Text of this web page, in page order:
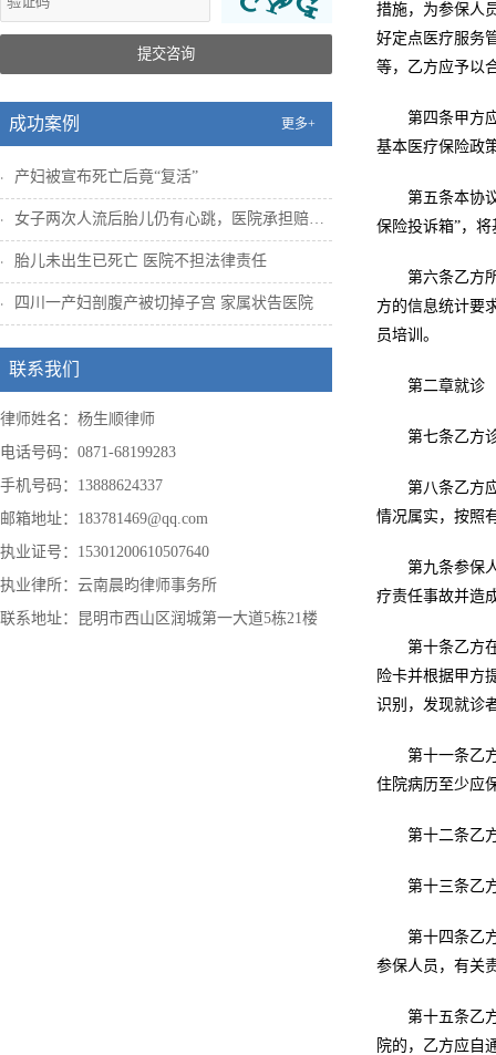
提交咨询
成功案例 更多+
产妇被宣布死亡后竟“复活”
女子两次人流后胎儿仍有心跳，医院承担赔偿...
胎儿未出生已死亡 医院不担法律责任
四川一产妇剖腹产被切掉子宫 家属状告医院
联系我们
律师姓名：杨生顺律师
电话号码：0871-68199283
手机号码：13888624337
邮箱地址：183781469@qq.com
执业证号：15301200610507640
执业律所：云南晨昀律师事务所
联系地址：昆明市西山区润城第一大道5栋21楼
措施，为参保人
好定点医疗服务
等，乙方应予以
第四条甲方
基本医疗保险政
第五条本协
保险投诉箱”，
第六条乙方
方的信息统计要
员培训。
第二章就诊
第七条乙方
第八条乙方
情况属实，按照
第九条参保
疗责任事故并造
第十条乙方
险卡并根据甲方
识别，发现就诊
第十一条乙
住院病历至少应
第十二条乙
第十三条乙
第十四条乙
参保人员，有关
第十五条乙
院的，乙方应自